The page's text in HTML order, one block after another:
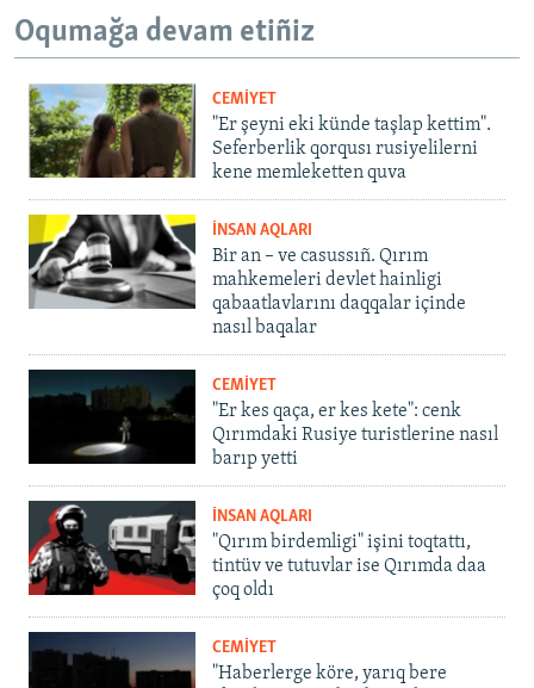
Oqumağa devam etiñiz
CEMİYET
"Er şeyni eki künde taşlap kettim".
Seferberlik qorqusı rusiyelilerni
kene memleketten quva
İNSAN AQLARI
Bir an – ve casussıñ. Qırım
mahkemeleri devlet hainligi
qabaatlavlarını daqqalar içinde
nasıl baqalar
CEMİYET
"Er kes qaça, er kes kete": cenk
Qırımdaki Rusiye turistlerine nasıl
barıp yetti
İNSAN AQLARI
"Qırım birdemligi" işini toqtattı,
tintüv ve tutuvlar ise Qırımda daa
çoq oldı
CEMİYET
"Haberlerge köre, yarıq bere